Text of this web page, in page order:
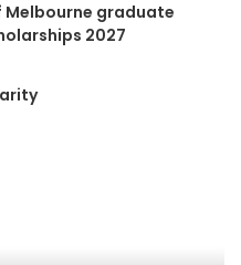
Melbourne graduate
2027